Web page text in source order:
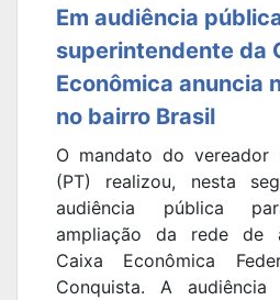
Em audiência
superintendente da
Econômica anuncia
no bairro Brasil
O mandato do vereador
(PT) realizou, nesta
audiência pública
ampliação da rede de
Caixa Econômica
Conquista. A